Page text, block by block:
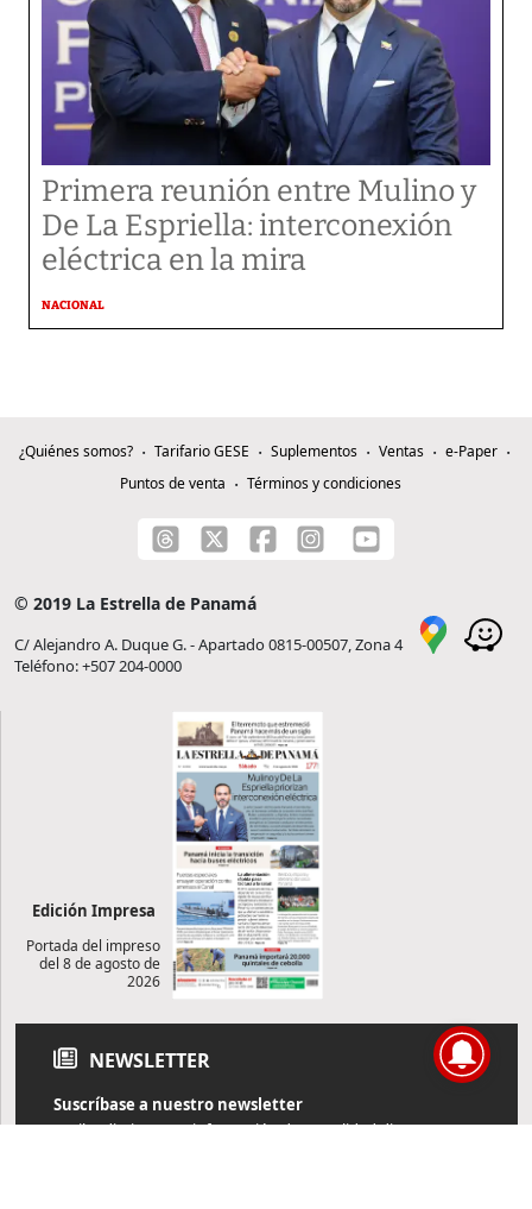
Primera reunión entre Mulino y
De La Espriella: interconexión
eléctrica en la mira
NACIONAL
¿Quiénes somos? Tarifario GESE Suplementos Ventas
e-Paper
Puntos de venta
Términos y condiciones
© 2019 La Estrella de Panamá
C/ Alejandro A. Duque G. - Apartado 0815-00507, Zona 4
Teléfono: +507 204-0000
Edición Impresa
Portada del impreso
del 8 de agosto de
2026
NEWSLETTER
Suscríbase a nuestro newsletter
Reciba diariamente información de actualidad directamente en